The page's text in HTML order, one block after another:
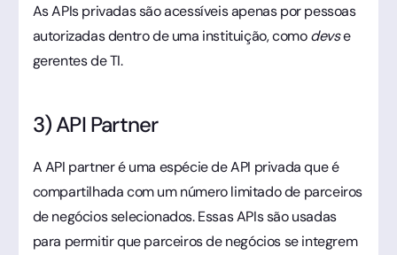
As APIs privadas são acessíveis apenas por pessoas
autorizadas dentro de uma instituição, comodevse
gerentes de TI.
3) API Partner
A API partner é uma espécie de API privada que é
compartilhada com um número limitado de parceiros
de negócios selecionados. Essas APIs são usadas
para permitir que parceiros de negócios se integrem